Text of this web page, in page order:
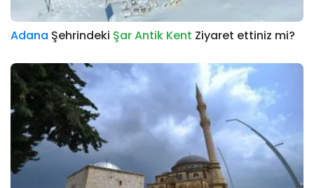
Adana Şehrindeki Şar Antik Kent Ziyaret ettiniz mi?